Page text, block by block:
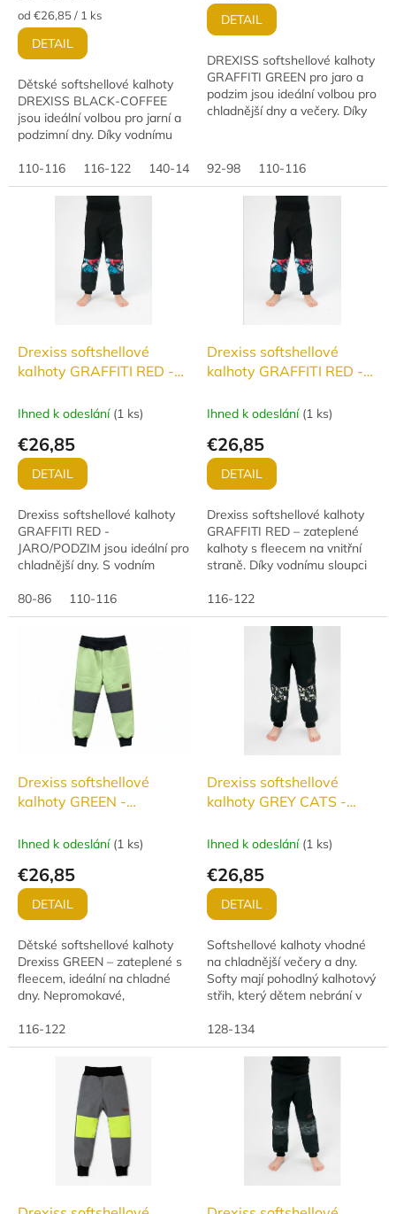
Jednotková
cena:
od €26,85 / 1 ks
DETAIL
Dětské softshellové kalhoty
DREXISS BLACK-COFFEE
jsou ideální volbou pro jarní a
podzimní dny. Díky vodnímu
paropropustnosti 12 000
g/m²/24 h poskytují...
110-116 116-122 140-146
DETAIL
DREXISS softshellové kalhoty
GRAFFITI GREEN pro jaro a
podzim jsou ideální volbou pro
chladnější dny a večery. Díky
g/m²/24...
92-98 110-116
Drexiss softshellové
kalhoty GRAFFITI RED -
Ihned k odeslání (1 ks)
€26,85
DETAIL
Drexiss softshellové kalhoty
GRAFFITI RED -
JARO/PODZIM jsou ideální pro
chladnější dny. S vodním
paropropustností 12 000
g/m²/24h jsou nepromokavé,...
80-86 110-116
Drexiss softshellové
kalhoty GRAFFITI RED -
Ihned k odeslání (1 ks)
€26,85
DETAIL
Drexiss softshellové kalhoty
GRAFFITI RED – zateplené
kalhoty s fleecem na vnitřní
straně. Díky vodnímu sloupci
000 g/m²/24h skvěle ochrání
před vlhkem...
116-122
Drexiss softshellové
kalhoty GREEN -
Ihned k odeslání (1 ks)
€26,85
DETAIL
Dětské softshellové kalhoty
Drexiss GREEN – zateplené s
fleecem, ideální na chladné
dny. Nepromokavé,
sloupec 10 000 mm,
paropropustnost 3 000...
116-122
Drexiss softshellové
kalhoty GREY CATS -
Ihned k odeslání (1 ks)
€26,85
DETAIL
Softshellové kalhoty vhodné
na chladnější večery a dny.
Softy mají pohodlný kalhotový
střih, který dětem nebrání v
128-134